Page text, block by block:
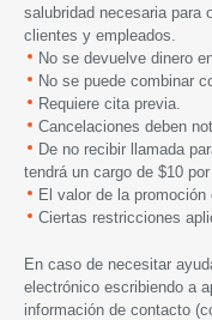
salubridad necesaria para
clientes y empleados.
No se devuelve dinero
No se puede combinar
Requiere cita previa.
Cancelaciones deben
De no recibir llamada
tendrá un cargo de $10
El valor de la promoción
Ciertas restricciones
En caso de necesitar
electrónico escribiendo a
información de contacto